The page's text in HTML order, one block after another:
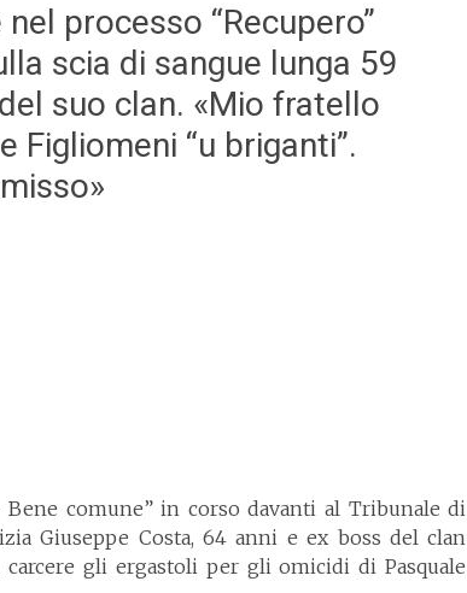
processo “Recupero”
scia di sangue lunga 59
suo clan. «Mio fratello
Figliomeni “u briganti”.
comune” in corso davanti al Tribunale di
Giuseppe Costa, 64 anni e ex boss del clan
gli ergastoli per gli omicidi di Pasquale